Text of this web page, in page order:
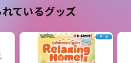
ているグッズ